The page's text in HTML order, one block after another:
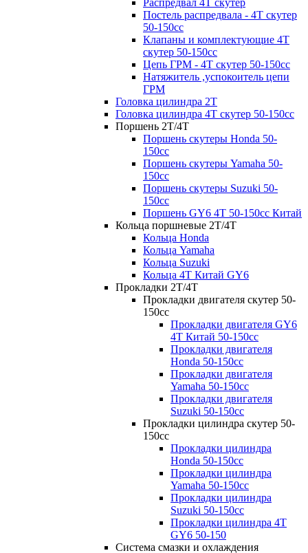
Постель распредвала - 4T скутер
50-150cc
Клапаны и комплектующие 4T
скутер 50-150сс
Цепь ГРМ - 4T скутер 50-150cc
Натяжитель ,успокоитель цепи
ГРМ
Головка цилиндра 2Т
Головка цилиндра 4Т скутер 50-150cc
Поршень 2Т/4Т
Поршень скутеры Honda 50-
150cc
Поршень скутеры Yamaha 50-
150cc
Поршень скутеры Suzuki 50-
150cc
Поршень GY6 4T 50-150cc Китай
Кольца поршневые 2T/4T
Кольца Honda
Кольца Yamaha
Кольца Suzuki
Кольца 4T Китай GY6
Прокладки 2Т/4Т
Прокладки двигателя скутер 50-
150cc
Прокладки двигателя GY6
4T Китай 50-150сс
Прокладки двигателя
Honda 50-150cc
Прокладки двигателя
Yamaha 50-150cc
Прокладки двигателя
Suzuki 50-150cc
Прокладки цилиндра скутер 50-
150cc
Прокладки цилиндра
Honda 50-150cc
Прокладки цилиндра
Yamaha 50-150cc
Прокладки цилиндра
Suzuki 50-150cc
Прокладки цилиндра 4Т
GY6 50-150
Система смазки и охлаждения